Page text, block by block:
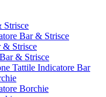
Strisce
Bar & Strisce
& Strisce
& Strisce
Tattile Indicatore Bar
Borchie